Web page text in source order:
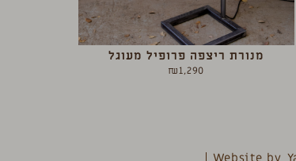
מנורת ריצפה פרופיל מעוגל
₪1,290